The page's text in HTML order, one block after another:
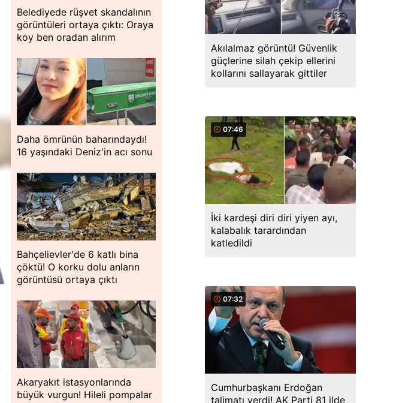
Belediyede rüşvet skandalının
görüntüleri ortaya çıktı: Oraya
koy ben oradan alırım
Daha ömrünün baharındaydı!
16 yaşındaki Deniz'in acı sonu
Bahçelievler'de 6 katlı bina
çöktü! O korku dolu anların
görüntüsü ortaya çıktı
Akaryakıt istasyonlarında
büyük vurgun! Hileli pompalar
Akılalmaz görüntü! Güvenlik
güçlerine silah çekip ellerini
kollarını sallayarak gittiler
07:46
İki kardeşi diri diri yiyen ayı,
kalabalık tarardından
katledildi
07:32
Cumhurbaşkanı Erdoğan
talimatı verdi! AK Parti 81 ilde